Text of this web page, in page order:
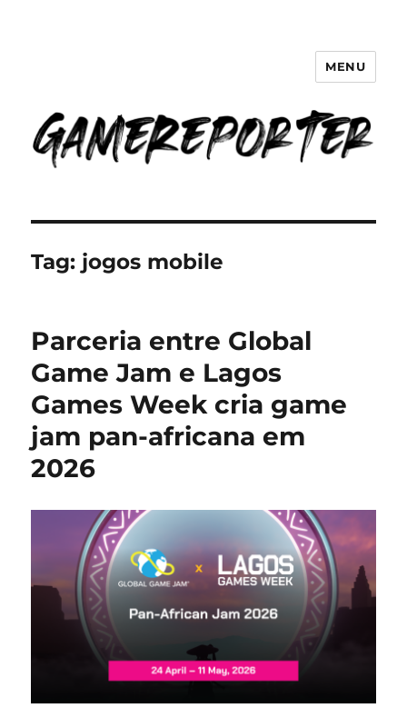
GameReporter | Cultura Gamer
MENU
Tag: jogos mobile
Parceria entre Global
Game Jam e Lagos
Games Week cria game
jam pan-africana em
2026